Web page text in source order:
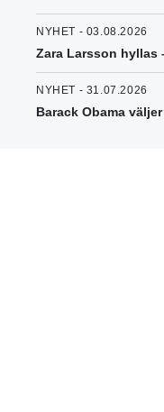
NYHET - 03.08.2026
Zara Larsson hyllas
NYHET - 31.07.2026
Barack Obama